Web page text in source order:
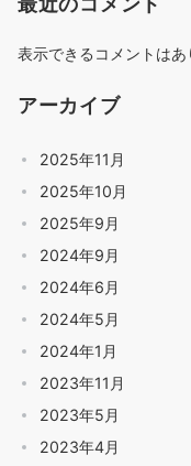
表示できるコメントはあ
アーカイブ
2025年11月
2025年10月
2025年9月
2024年9月
2024年6月
2024年5月
2024年1月
2023年11月
2023年5月
2023年4月